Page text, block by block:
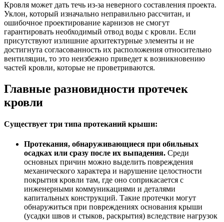
Кровля может дать течь из-за неверного составления проекта.
Уклон, который изначально неправильно рассчитан, и
ошибочное проектирование карнизов не смогут
гарантировать необходимый отвод воды с кровли. Если
присутствуют излишние архитектурные элементы и не
достигнута согласованность их расположения относительно
вентиляции, то это неизбежно приведет к возникновению
частей кровли, которые не проветриваются.
Главные разновидности протечек
кровли
Существует три типа протеканий крыши:
Протекания, обнаруживающиеся при обильных
осадках или сразу после их выпадения. Среди
основных причин можно выделить повреждения
механического характера и нарушение целостности
покрытия кровли там, где оно соприкасается с
инженерными коммуникациями и деталями
капитальных конструкций. Такие протечки могут
обнаружиться при повреждениях основания крыши
(усадки швов и стыков, раскрытия) вследствие нагрузок